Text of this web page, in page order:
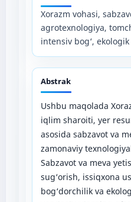
Xorazm vohasi,
agrotexnologiya,
intensiv bog‘,
Abstrak
Ushbu maqolada
iqlim sharoiti, yer
asosida sabzavot va
zamonaviy
Sabzavot va meva
sug‘orish, issiqxona
bog‘dorchilik va